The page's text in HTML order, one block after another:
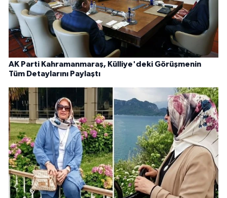
AK Parti Kahramanmaraş, Külliye'deki Görüşmenin
Tüm Detaylarını Paylaştı